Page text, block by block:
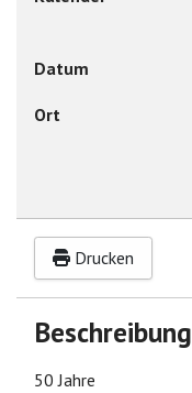
Datum
Ort
Drucken
Beschreibung
50 Jahre